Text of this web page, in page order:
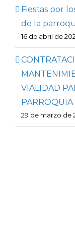
Fiestas por
de la
16 de abril de
VIALIDAD
PARROQUIA
29 de marzo de